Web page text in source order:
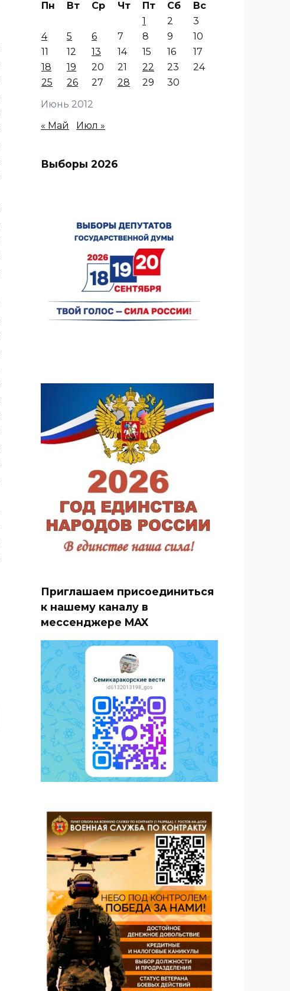
Июнь 2012
Пн Вт Ср Чт Пт Сб
Вс
1
2
3
4
5 6 7 8 9
10
11
12 13 14 15 16
17
18
19 20 21 22 23
24
25
26 27 28 29 30
« Май Июл »
Выборы 2026
Приглашаем присоединиться
к нашему каналу в
мессенджере MAX